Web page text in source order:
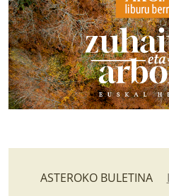
ASTEROKO BULETINA